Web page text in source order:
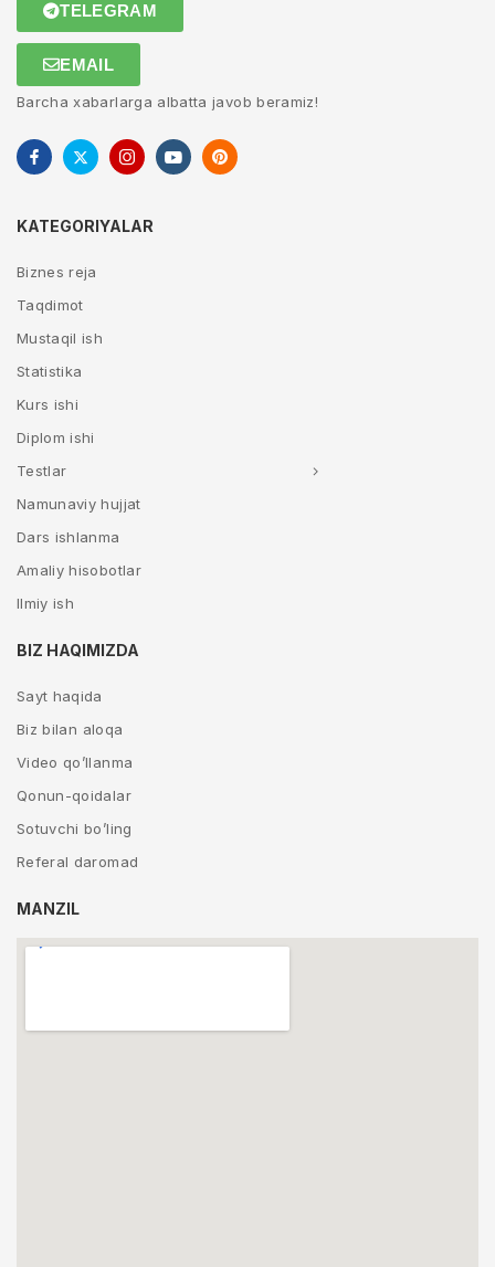
TELEGRAM
EMAIL
Barcha xabarlarga albatta javob beramiz!
KATEGORIYALAR
Biznes reja
Taqdimot
Mustaqil ish
Statistika
Kurs ishi
Diplom ishi
Testlar
Namunaviy hujjat
Dars ishlanma
Amaliy hisobotlar
Ilmiy ish
BIZ HAQIMIZDA
Sayt haqida
Biz bilan aloqa
Video qo’llanma
Qonun-qoidalar
Sotuvchi bo’ling
Referal daromad
MANZIL